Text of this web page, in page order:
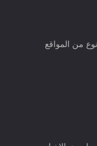
من المواقع